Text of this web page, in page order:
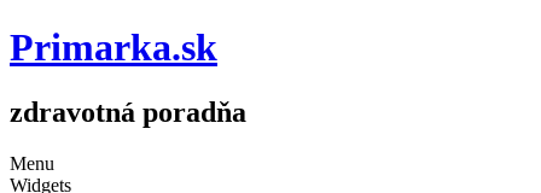
Primarka.sk
zdravotná poradňa
Menu
Widgets